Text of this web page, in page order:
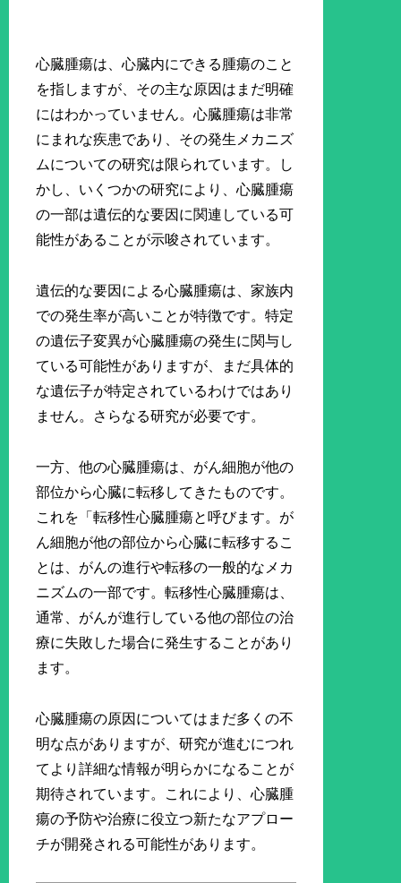
心臓腫瘍は、心臓内にできる腫瘍のこと
を指しますが、その主な原因はまだ明確
にはわかっていません。心臓腫瘍は非常
にまれな疾患であり、その発生メカニズ
ムについての研究は限られています。し
かし、いくつかの研究により、心臓腫瘍
の一部は遺伝的な要因に関連している可
能性があることが示唆されています。
遺伝的な要因による心臓腫瘍は、家族内
での発生率が高いことが特徴です。特定
の遺伝子変異が心臓腫瘍の発生に関与し
ている可能性がありますが、まだ具体的
な遺伝子が特定されているわけではあり
ません。さらなる研究が必要です。
一方、他の心臓腫瘍は、がん細胞が他の
部位から心臓に転移してきたものです。
これを「転移性心臓腫瘍と呼びます。が
ん細胞が他の部位から心臓に転移するこ
とは、がんの進行や転移の一般的なメカ
ニズムの一部です。転移性心臓腫瘍は、
通常、がんが進行している他の部位の治
療に失敗した場合に発生することがあり
ます。
心臓腫瘍の原因についてはまだ多くの不
明な点がありますが、研究が進むにつれ
てより詳細な情報が明らかになることが
期待されています。これにより、心臓腫
瘍の予防や治療に役立つ新たなアプロー
チが開発される可能性があります。